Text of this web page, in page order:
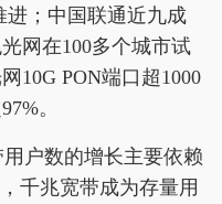
进；中国联通近九成
网在100多个城市试
10G PON端口超1000
。
户数的增长主要依赖
千兆宽带成为存量用